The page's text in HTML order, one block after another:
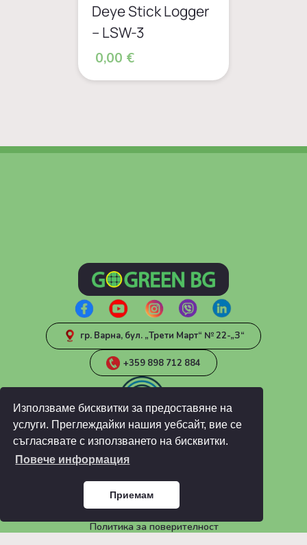
Използваме бисквитки за предоставяне на
услуги. Преглеждайки нашия уебсайт, вие се
съгласявате с използването на бисквитки.
Повече информация
Приемам
Deye Stick Logger
– LSW-3
0,00 €
гр. Варна, бул. „Трети Март“ № 22-„З“
+359 898 712 884
ИНФОРМАЦИЯ
Блог
Общи условия
Политика за поверителност